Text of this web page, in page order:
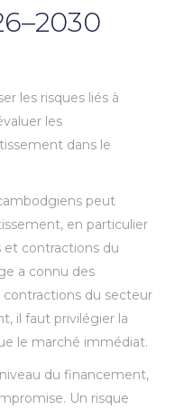
les risques liés à
les
dans le
peut
en particulier
et contractions du
a connu des
du secteur
il faut privilégier la
le marché immédiat.
du financement,
Un risque